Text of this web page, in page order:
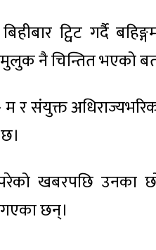
बिहीबार ट्विट गर्दै
मुलुक नै चिन्तित भएको
संयुक्त
परेको खबरपछि उनका
छन्।